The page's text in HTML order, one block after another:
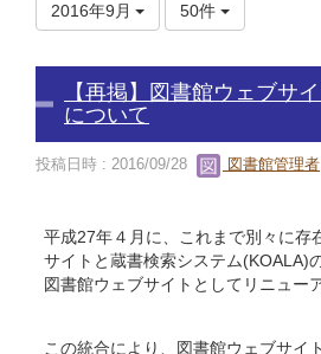
2016年9月 50件
【再掲】図書館ウェブサ
について
投稿日時 : 2016/09/28 図書館管理者
平成27年４月に、これまで別々に存
サイトと蔵書検索システム(KOALA)
図書館ウェブサイトとしてリニュー
この統合により、図書館ウェブサイ